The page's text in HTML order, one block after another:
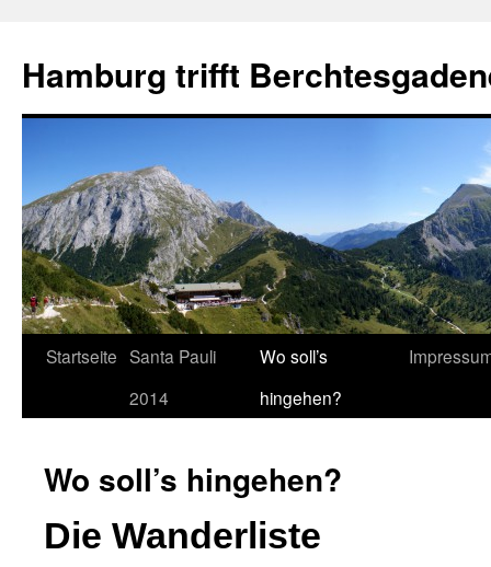
Hamburg trifft
Startseite Santa Pauli
2014
Wo soll’s
hingehen?
Wo soll’s hingehen?
Die Wanderliste